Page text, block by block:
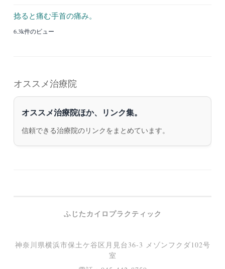
捻ると痛む手首の痛み。
6.3k件のビュー
オススメ治療院
オススメ治療院ほか、リンク集。
信頼できる治療院のリンクをまとめています。
ふじたカイロプラクティック
神奈川県横浜市保土ケ谷区月見台36-3 メゾンフクダ102号
室